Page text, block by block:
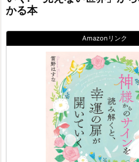
かる本
Amazonリンク